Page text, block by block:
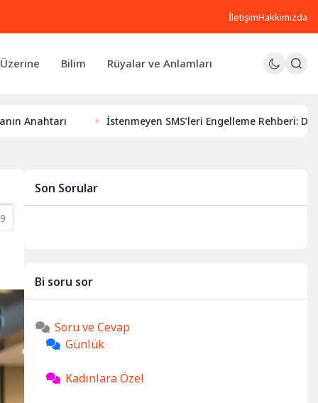
İletişimHakkımızda
Bilim Rüyalar ve Anlamları
İstenmeyen SMS’leri Engelleme Rehberi: Dijital
9
Son Sorular
Bi soru sor
Soru ve Cevap
Günlük
Kadınlara Özel